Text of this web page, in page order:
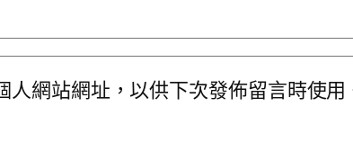
網站網址，以供下次發佈留言時使用